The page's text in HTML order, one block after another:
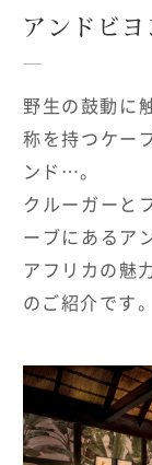
アンドビ
野生の鼓動に
称を持つケー
ンド…。
クルーガーと
ーブにあるア
アフリカの魅
のご紹介です。